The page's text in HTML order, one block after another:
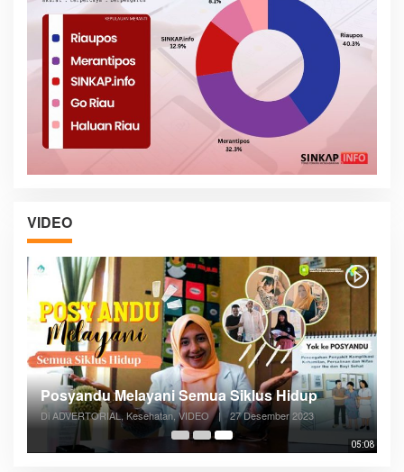
VIDEO
05:08
Posyandu Melayani Semua Siklus Hidup
Di ADVERTORIAL, Kesehatan, VIDEO | 27 Desember 2023